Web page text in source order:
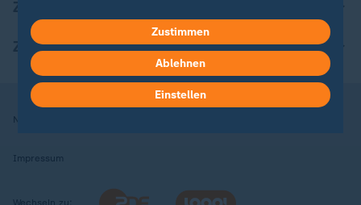
ZDFheute Apps
Nutzungsbedingungen
Impressum
Wechseln zu:
in deinen Einstellungen widerrufen oder ändern.
Hier findest du das Impressum.
Weitere Informationen findest du in unserer
Datenschutzerklärung.
Zustimmen
Ablehnen
Einstellen